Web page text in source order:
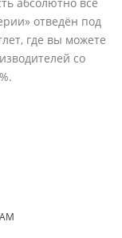
отведён под
где вы можете
со